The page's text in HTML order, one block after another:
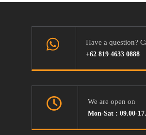
Have a question?
+62 819 4633 0888
We are open on
Mon-Sat : 09.00-